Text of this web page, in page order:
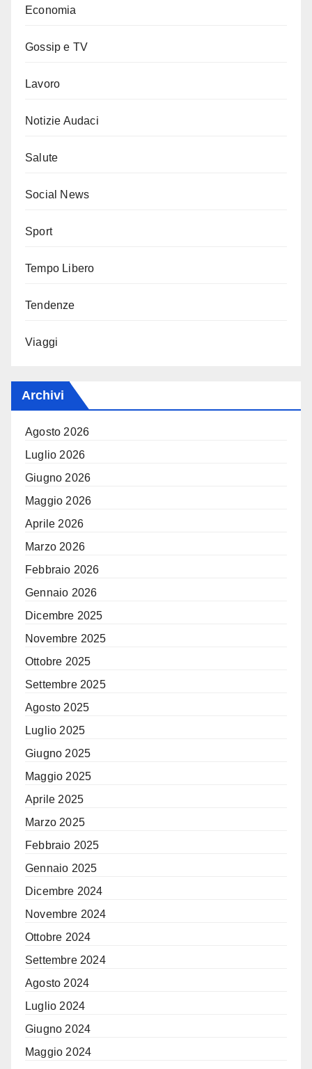
Economia
Gossip e TV
Lavoro
Notizie Audaci
Salute
Social News
Sport
Tempo Libero
Tendenze
Viaggi
Archivi
Agosto 2026
Luglio 2026
Giugno 2026
Maggio 2026
Aprile 2026
Marzo 2026
Febbraio 2026
Gennaio 2026
Dicembre 2025
Novembre 2025
Ottobre 2025
Settembre 2025
Agosto 2025
Luglio 2025
Giugno 2025
Maggio 2025
Aprile 2025
Marzo 2025
Febbraio 2025
Gennaio 2025
Dicembre 2024
Novembre 2024
Ottobre 2024
Settembre 2024
Agosto 2024
Luglio 2024
Giugno 2024
Maggio 2024